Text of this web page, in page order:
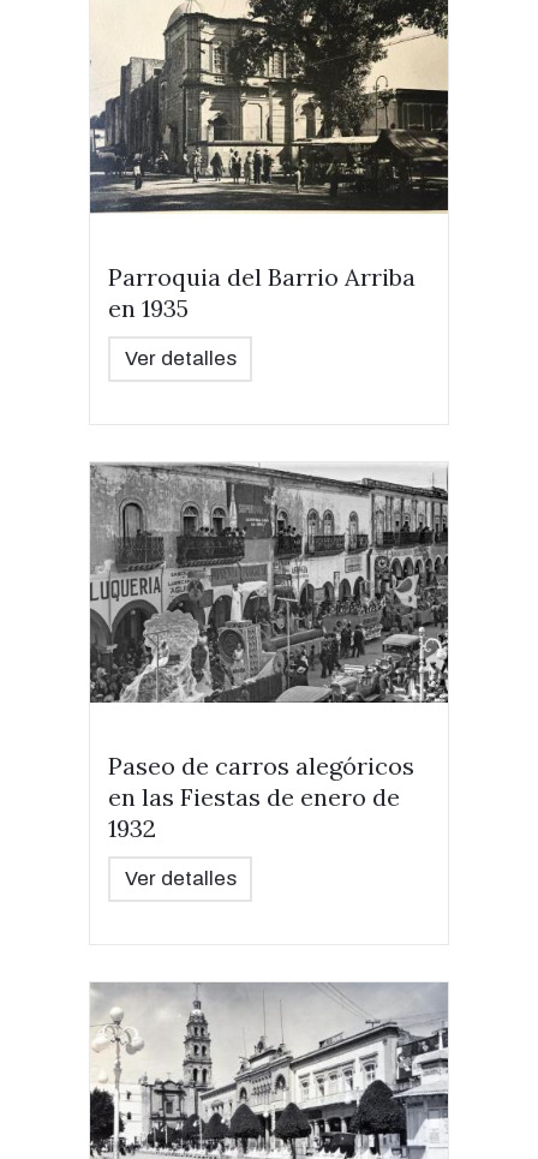
Parroquia del Barrio Arriba
en 1935
Ver detalles
Paseo de carros alegóricos
en las Fiestas de enero de
1932
Ver detalles